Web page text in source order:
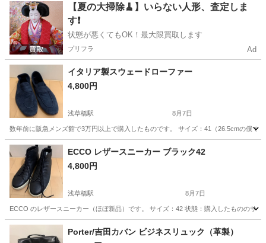
東京 台東区 浅草橋駅 靴
【夏の大掃除🧹】いらない人形、査定しま
す❗️
状態が悪くてもOK！最大限買取します
プリフラ Ad
イタリア製スウェードローファー
4,800円
浅草橋駅 8月7日
数年前に阪急メンズ館で3万円以上で購入したものです。 サイズ：41（26.5cmの僕
東京 台東区
ECCO レザースニーカー ブラック42
4,800円
浅草橋駅 8月7日
ECCO のレザースニーカー（ほぼ新品）です。 サイズ：42 状態：購入したもののサ
東京 台東区 浅草橋駅 レザー
Porter/吉田カバン ビジネスリュック（革製）